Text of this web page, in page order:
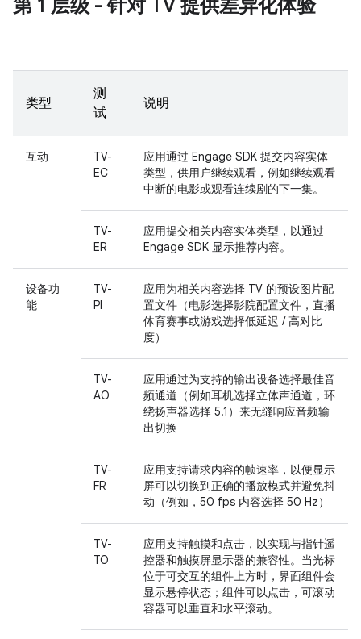
第 1 层级 - 针对 TV 提供差异化体验
类型
测
试
说明
互动
TV-
EC
应用通过 Engage SDK 提交内容实体
类型，供用户继续观看，例如继续观看
中断的电影或观看连续剧的下一集。
TV-
ER
应用提交相关内容实体类型，以通过
Engage SDK 显示推荐内容。
设备功
能
TV-
PI
应用为相关内容选择 TV 的预设图片配
置文件（电影选择影院配置文件，直播
体育赛事或游戏选择低延迟 / 高对比
度）
TV-
AO
应用通过为支持的输出设备选择最佳音
频通道（例如耳机选择立体声通道，环
绕扬声器选择 5.1）来无缝响应音频输
出切换
TV-
FR
应用支持请求内容的帧速率，以便显示
屏可以切换到正确的播放模式并避免抖
动（例如，50 fps 内容选择 50 Hz）
TV-
TO
应用支持触摸和点击，以实现与指针遥
控器和触摸屏显示器的兼容性。当光标
位于可交互的组件上方时，界面组件会
显示悬停状态；组件可以点击，可滚动
容器可以垂直和水平滚动。